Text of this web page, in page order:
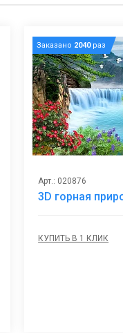
Заказано 2040раз
Арт.: 020876
3D горная
КУПИТЬ В 1 КЛИК